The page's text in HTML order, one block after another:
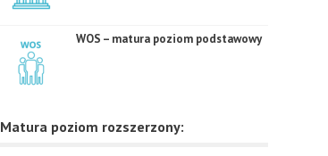
WOS – matura poziom podstawowy
Matura poziom rozszerzony: